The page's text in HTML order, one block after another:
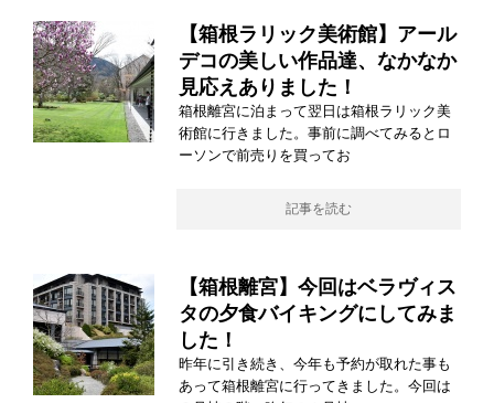
【箱根ラリック美術館】アール
デコの美しい作品達、なかなか
見応えありました！
箱根離宮に泊まって翌日は箱根ラリック美
術館に行きました。事前に調べてみるとロ
ーソンで前売りを買ってお
記事を読む
【箱根離宮】今回はベラヴィス
タの夕食バイキングにしてみま
した！
昨年に引き続き、今年も予約が取れた事も
あって箱根離宮に行ってきました。今回は